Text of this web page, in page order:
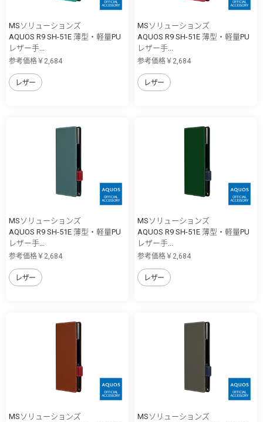
MSソリューションズ
AQUOS R9 SH-51E 薄型・軽量PU
レザー手...
参考価格￥2,684
レザー
MSソリューションズ
AQUOS R9 SH-51E 薄型・軽量PU
レザー手...
参考価格￥2,684
レザー
MSソリューションズ
AQUOS R9 SH-51E 薄型・軽量PU
レザー手...
参考価格￥2,684
レザー
MSソリューションズ
AQUOS R9 SH-51E 薄型・軽量PU
レザー手...
参考価格￥2,684
レザー
MSソリューションズ
MSソリューションズ